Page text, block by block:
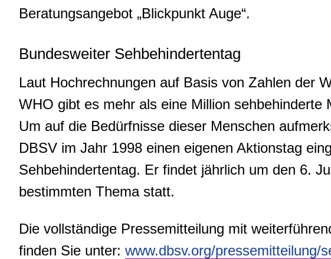
Beratungsangebot „Blickpunkt Auge“.
Bundesweiter Sehbehindertentag
Laut Hochrechnungen auf Basis von Zahlen der
WHO gibt es mehr als eine Million sehbehinderte
Um auf die Bedürfnisse dieser Menschen
DBSV im Jahr 1998 einen eigenen Aktionstag
Sehbehindertentag. Er findet jährlich um den 6.
bestimmten Thema statt.
Die vollständige Pressemitteilung mit
finden Sie unter: www.dbsv.org/pressemitteilung/